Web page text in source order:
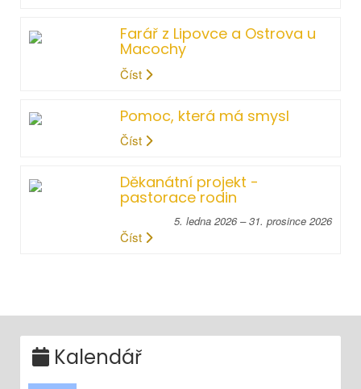
Farář z Lipovce a Ostrova u
Macochy
Číst
Pomoc, která má smysl
Číst
Děkanátní projekt -
pastorace rodin
5. ledna 2026 – 31. prosince 2026
Číst
Kalendář